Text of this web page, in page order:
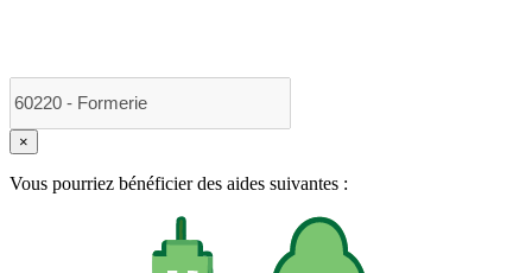
×
Vous pourriez bénéficier des aides suivantes :